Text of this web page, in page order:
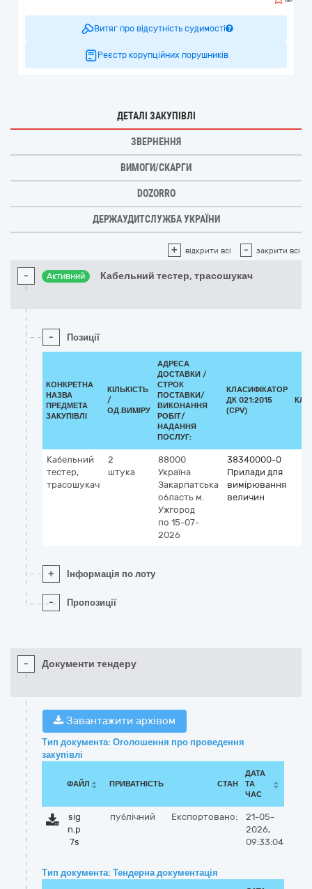
Витяг про відсутність судимості
Реєстр корупційних порушників
ДЕТАЛІ ЗАКУПІВЛІ
ЗВЕРНЕННЯ
ВИМОГИ/СКАРГИ
DOZORRO
ДЕРЖАУДИТСЛУЖБА УКРАЇНИ
+ відкрити всі - закрити всі
- Активний Кабельний тестер, трасошукач
- Позиції
КОНКРЕТНА
НАЗВА
ПРЕДМЕТА
ЗАКУПІВЛІ
КІЛЬКІСТЬ
/
ОД.ВИМІРУ
АДРЕСА
ДОСТАВКИ /
СТРОК
ПОСТАВКИ/
ВИКОНАННЯ
РОБІТ/
НАДАННЯ
ПОСЛУГ:
КЛАСИФІКАТОР
ДК 021:2015
(CPV)
Кабельний
тестер,
трасошукач
2
штука
88000
Україна
Закарпатська
область м.
Ужгород
по 15-07-
2026
38340000-0
Прилади для
вимірювання
величин
+ Інформація по лоту
- Пропозиції
- Документи тендеру
Завантажити архівом
Тип документа: Оголошення про проведення
закупівлі
ФАЙЛ ПРИВАТНІСТЬ СТАН
ДАТА
ТА
ЧАС
sig
n.p
7s
публічний Експортовано:
21-05-
2026,
09:33:04
Тип документа: Тендерна документація